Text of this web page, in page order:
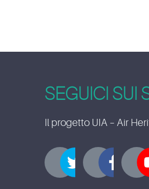
SEGUICI SUI
Il progetto UIA – Air